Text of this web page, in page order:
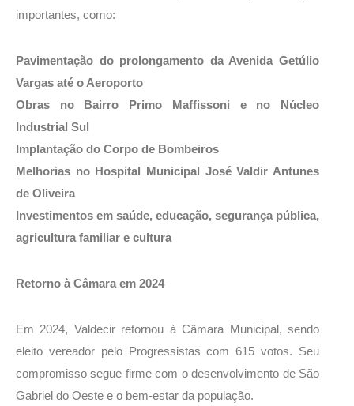
importantes, como:
Pavimentação do prolongamento da Avenida Getúlio
Vargas até o Aeroporto
Obras no Bairro Primo Maffissoni e no Núcleo
Industrial Sul
Implantação do Corpo de Bombeiros
Melhorias no Hospital Municipal José Valdir Antunes
de Oliveira
Investimentos em saúde, educação, segurança pública,
agricultura familiar e cultura
Retorno à Câmara em 2024
Em 2024, Valdecir retornou à Câmara Municipal, sendo
eleito vereador pelo Progressistas com 615 votos. Seu
compromisso segue firme com o desenvolvimento de São
Gabriel do Oeste e o bem-estar da população.